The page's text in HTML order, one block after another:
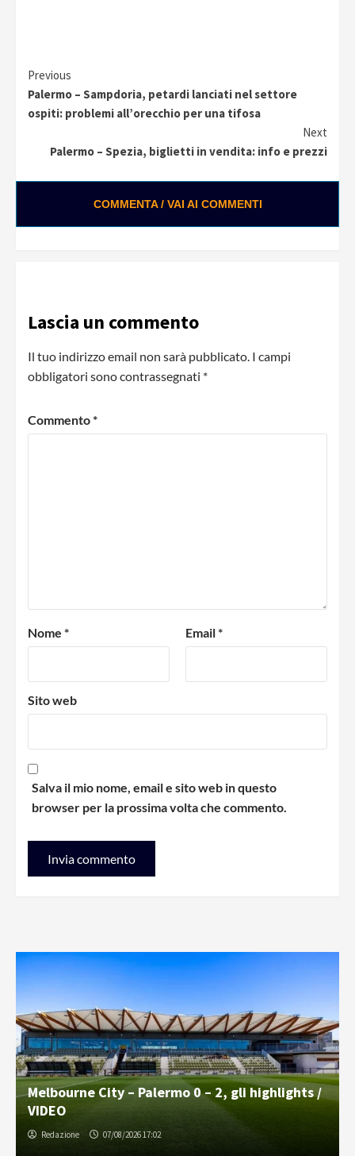
Continue
Reading
Previous
Palermo – Sampdoria, petardi lanciati nel settore
ospiti: problemi all’orecchio per una tifosa
Next
Palermo – Spezia, biglietti in vendita: info e prezzi
COMMENTA / VAI AI COMMENTI
Lascia un commento
Il tuo indirizzo email non sarà pubblicato. I campi
obbligatori sono contrassegnati *
Commento*
Nome * Email*
Sito web
Salva il mio nome, email e sito web in questo
browser per la prossima volta che commento.
Melbourne City – Palermo 0 – 2, gli highlights /
VIDEO
Redazione 07/08/2026 17:02